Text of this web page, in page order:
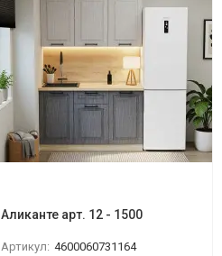
Аликанте арт. 12 - 1500
Артикул: 4600060731164